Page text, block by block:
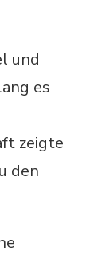
und
es
zeigte
den